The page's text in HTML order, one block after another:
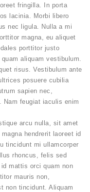
fringilla. In porta
lacinia. Morbi libero
nec ligula. Nulla a mi
magna, eu aliquet
porttitor justo
aliquam vestibulum.
risus. Vestibulum ante
posuere cubilia
sapien nec,
Nam feugiat iaculis enim
arcu nulla, sit amet
hendrerit laoreet id
tincidunt mi ullamcorper
rhoncus, felis sed
mattis orci quam non
mauris non,
non tincidunt. Aliquam